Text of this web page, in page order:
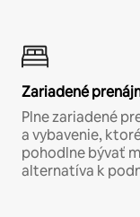
Zariadené
Plne zariadené
a vybavenie,
pohodlne bývať
alternatíva k